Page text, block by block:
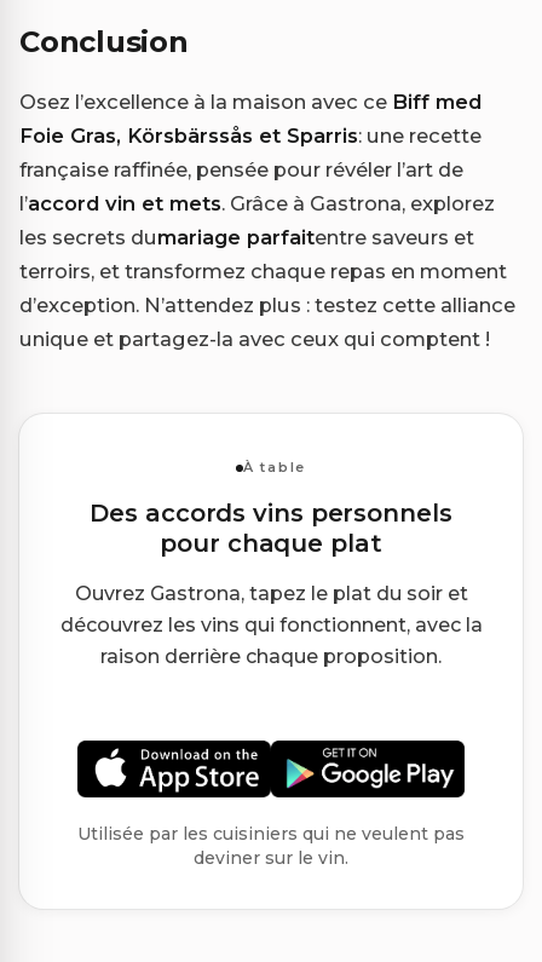
Conclusion
Osez l’excellence à la maison avec ce Biff med
Foie Gras, Körsbärssås et Sparris: une recette
française raffinée, pensée pour révéler l’art de
l’accord vin et mets. Grâce à Gastrona, explorez
les secrets dumariage parfaitentre saveurs et
terroirs, et transformez chaque repas en moment
d’exception. N’attendez plus : testez cette alliance
unique et partagez-la avec ceux qui comptent !
À table
Des accords vins personnels
pour chaque plat
Ouvrez Gastrona, tapez le plat du soir et
découvrez les vins qui fonctionnent, avec la
raison derrière chaque proposition.
Utilisée par les cuisiniers qui ne veulent pas
deviner sur le vin.